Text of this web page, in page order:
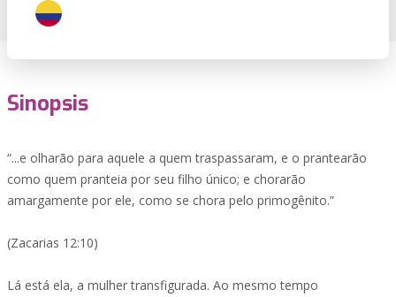
Sinopsis
“...e olharão para aquele a quem traspassaram, e o prantearão
como quem pranteia por seu filho único; e chorarão
amargamente por ele, como se chora pelo primogênito.”
(Zacarias 12:10)
Lá está ela, a mulher transfigurada. Ao mesmo tempo